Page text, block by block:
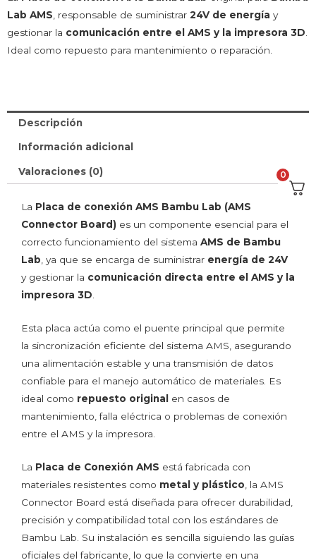
Lab AMS, responsable de suministrar 24V de energía y
gestionar la comunicación entre el AMS y la impresora 3D.
Ideal como repuesto para mantenimiento o reparación.
Descripción
Información adicional
Valoraciones (0)
La Placa de conexión AMS Bambu Lab (AMS
Connector Board) es un componente esencial para el
correcto funcionamiento del sistema AMS de Bambu
Lab, ya que se encarga de suministrar energía de 24V
y gestionar la comunicación directa entre el AMS y la
impresora 3D.
Esta placa actúa como el puente principal que permite
la sincronización eficiente del sistema AMS, asegurando
una alimentación estable y una transmisión de datos
confiable para el manejo automático de materiales. Es
ideal como repuesto original
en casos de
mantenimiento, falla eléctrica o problemas de conexión
entre el AMS y la impresora.
La Placa de Conexión AMS está fabricada con
materiales resistentes como metal y plástico , la AMS
Connector Board está diseñada para ofrecer durabilidad,
precisión y compatibilidad total con los estándares de
Bambu Lab. Su instalación es sencilla siguiendo las guías
oficiales del fabricante, lo que la convierte en una
0